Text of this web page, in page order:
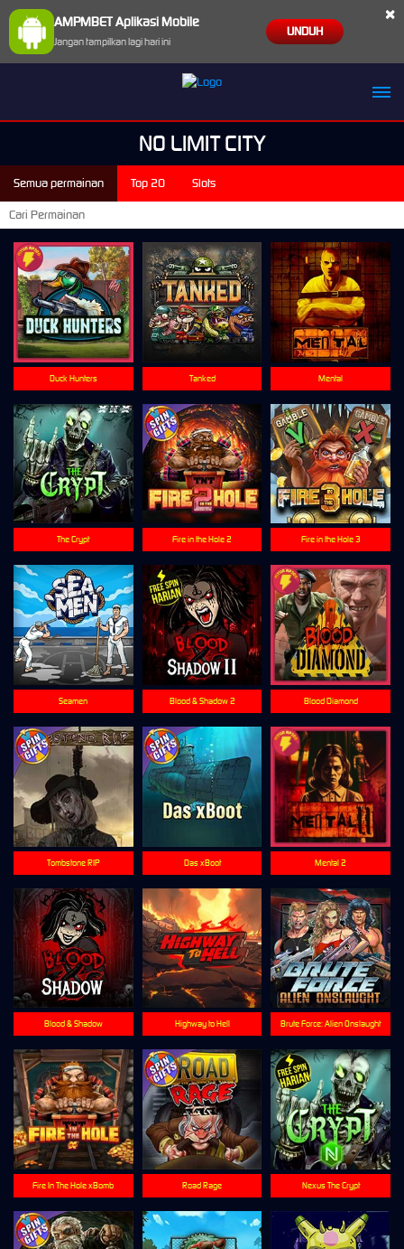
AMPMBET Aplikasi Mobile
Jangan tampilkan lagi hari ini
UNDUH
×
NO LIMIT CITY
Semua permainan Top 20 Slots
Seamen Blood Diamond
Duck Hunters
Fire in the Hole 3
Highway to Hell
Mental 2
Blood & Shadow
Blood & Shadow 2
Mental
The Crypt
Brute Force: Alien Onslaught
Nexus The Crypt
Tombstone RIP
Fire in the Hole 2
Tanked
Fire In The Hole xBomb
Das xBoot
Road Rage